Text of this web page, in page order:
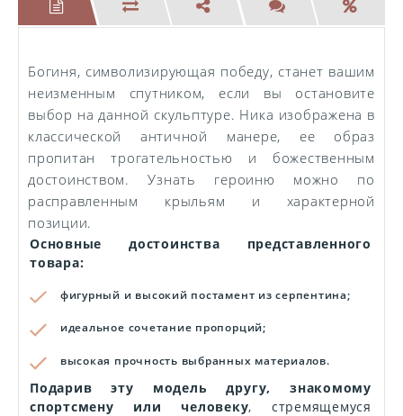
Богиня, символизирующая победу, станет вашим
неизменным спутником, если вы остановите
выбор на данной скульптуре. Ника изображена в
классической античной манере, ее образ
пропитан трогательностью и божественным
достоинством. Узнать героиню можно по
расправленным крыльям и характерной
позиции.
Основные достоинства представленного
товара:
фигурный и высокий постамент из серпентина;
идеальное сочетание пропорций;
высокая прочность выбранных материалов.
Подарив эту модель другу, знакомому
спортсмену или человеку, стремящемуся